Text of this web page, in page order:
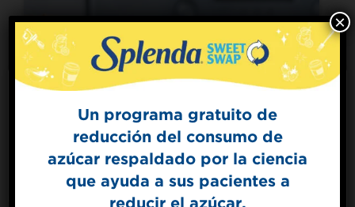
Un programa gratuito de
reducción del consumo de
azúcar respaldado por la ciencia
que ayuda a sus pacientes a
reducir el azúcar.
×
Sign Up for
The Sweet Dish
Get mouth-watering recipes from the